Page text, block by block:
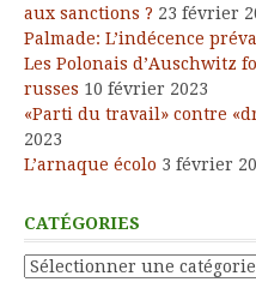
aux sanctions ? 23 février
Palmade: L’indécence
Les Polonais d’Auschwitz
russes 10 février 2023
«Parti du travail» contre
2023
L’arnaque écolo 3 février
CATÉGORIES
Catégories